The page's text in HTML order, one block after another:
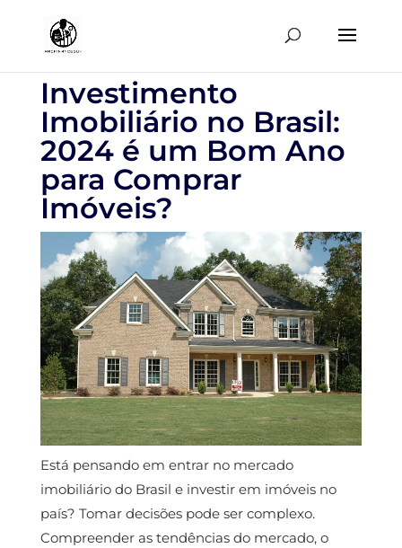
Investimento
Imobiliário no Brasil:
2024 é um Bom Ano
para Comprar
Imóveis?
Está pensando em entrar no mercado
imobiliário do Brasil e investir em imóveis no
país? Tomar decisões pode ser complexo.
Compreender as tendências do mercado, o